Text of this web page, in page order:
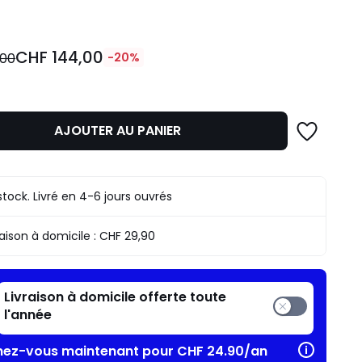
CHF 144,00 -20%
AJOUTER AU PANIER
Livré en 4-6 jours ouvrés
à domicile :CHF 29,90
Livraison à domicile offerte toute
l'année
vous maintenant pour CHF 24.90/an​